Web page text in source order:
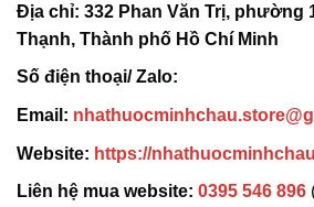
Địa chỉ: 332 Phan Văn Trị, phường
Thạnh, Thành phố Hồ Chí Minh
Số điện thoại/ Zalo:
Email:
Website: https://
Liên hệ mua website: 0395 546 896